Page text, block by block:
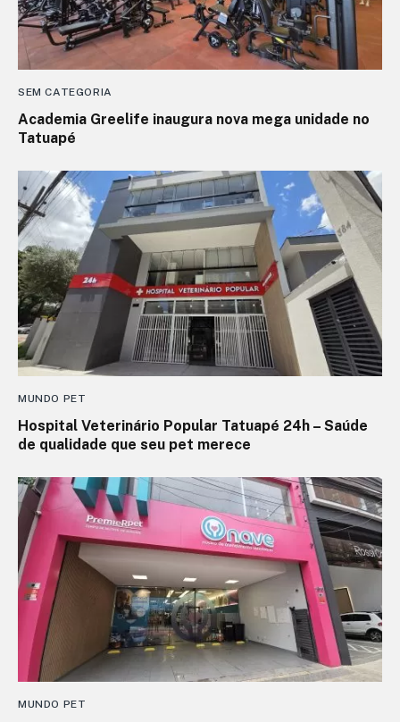
SEM CATEGORIA
Academia Greelife inaugura nova mega unidade no
Tatuapé
MUNDO PET
Hospital Veterinário Popular Tatuapé 24h – Saúde
de qualidade que seu pet merece
MUNDO PET